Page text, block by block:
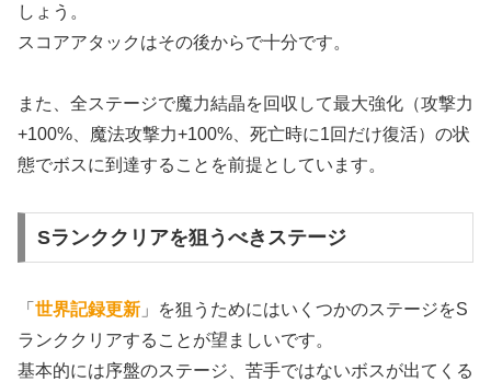
しょう。
スコアアタックはその後からで十分です。
また、全ステージで魔力結晶を回収して最大強化（攻撃力
+100%、魔法攻撃力+100%、死亡時に1回だけ復活）の状
態でボスに到達することを前提としています。
Sランククリアを狙うべきステージ
「 世界記録更新 」を狙うためにはいくつかのステージをS
ランククリアすることが望ましいです。
基本的には序盤のステージ、苦手ではないボスが出てくる